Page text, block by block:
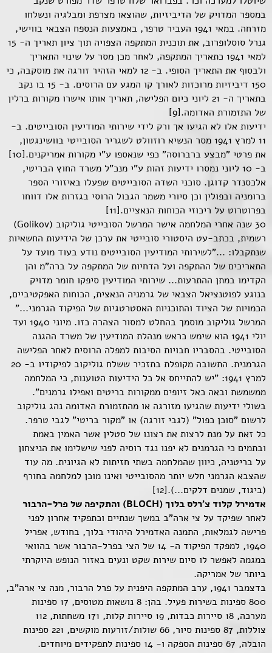
במספר המדויק של הדיביזיות, שהוצאו מצרפת ומבלגיה ונשלחו
מזרחה. במאי 1941 העביר טרפר, באמצעות הנספח הצבאי בווישי,
גנרל סוסלופרוב, את תוכנית המתקפה הצפויה תוך ציון תאריך ה- 15
למאי 1941 כתאריך המתקפה, לאחר מכן מסר על שינוי התאריך
ולבסוף את התאריך הסופי. ב- 12 למאי הזהיר זורגה את מוסקבה, כי
150 דיביזיות מרוכזות לאורך קו המגע עם הרוסים. ב- 15 בו נקב
בתאריך ה- 21 ליוני כיום הפלישה, תאריך אותו אישרו מקורות ברלין
של התזמורת האדומה.[9]
ידיעות אלו לא הגיעו אך ורק לידי שירותי המודיעין הסובייטים. ב-
11 למרץ 1941 מסר הנשיא רוזוולט לשגריר הסובייטי בוושינגטון,
את פרטי "מבצע ברברוסה" כפי שנאספו ע"י מקורות אמריקנים.[10]
ב- 10 ליוני נמסרו ידיעות זהות ע"י מנכ"ל משרד החוץ הבריטי,
אלכסנדר קדוגן. סוכני השדה הסובייטים שפעלו באיזורי הספר
ברומניה ובפולין וכן סיורי משמר הגבול הרוסי בגזרות אלו דווחו
בפרוטרוט על ריכוזי הכוחות הנאציים.[11]
30 שנה אחרי המלחמה אישר המרשל הסובייטי גוליקוב (Golikov)
רשמית, בכתב-עט היסטורי סובייטי את ערכן של הידיעות החשאיות
שנתקבלו: ..."לשירותי המודיעין הסובייטים נודע בעוד מועד על
התאריכים של ההתקפה ועל הדחיות של המתקפה על ברה"מ והן
הקדימו במתן ההתרעות... שירותי המודיעין סיפקו חומר מדויק
בנוגע לפוטנציאל הצבאי של גרמניה הנאצית, הכוחות האפקטיביים,
הכמויות של הציוד והתוכניות האסטרטגיות של הפיקוד הגרמני..."
המרשל גוליקוב מוסמך בהחלט למסור הצהרה כזו. מיוני 1940 ועד
יולי 1941 הוא שימש כראש מנהלת המודיעין של משרד ההגנה
הסובייטי. בהסבריו חבויות הסיבות למפלה הרוסית לאחר הפלישה
הגרמנית. התשובה מקופלת בתזכיר ששלח גוליקוב לפיקודיו ב- 20
למרץ 1941: "יש להתייחס אל כל הידיעות הטוענות, כי המלחמה
ממשמשת ובאה כאל זיופים ממקורות בריטים ואפילו גרמנים".
בשולי ידיעות שהגיעו מזורגה או מהתזמורת האדומה נהג גוליקוב
לרשום "סוכן כפול" (לגבי זורגה) או "מקור בריטי" לגבי טרפר.
כל זאת על מנת לרצות את רצונו של סטלין אשר האמין באמת
ובתמים כי הגרמנים לא יפנו נגד רוסיה לפני שישלימו את הניצחון
על בריטניה, כיוון שהמלחמה בשתי חזיתות לא הגיונית. מה עוד
שהצבא הגרמני חלש יותר מהסובייטי ואינו מוכן למלחמה בחורף
(ביגוד, שמנים דלקים...).[12]
אדמירל קלוד צ'רלס בלוך (BLOCH) והתקיפה של פרל-הרבור
לאחר שפיקד על צי ארה"ב במשך שנתיים וכתפקיד אחרון לפני
פרישה לגמלאות, התמנה האדמירל היהודי בלוך, בחודש, אפריל
1940, למפקד הפיקוד ה- 14 של הצי בפרל-הרבור אשר בהוואי
במגמה לאפשר לו סיום שירות שקט ונעים באזור הנופש היוקרתי
ביותר של אמריקה.
בדצמבר 1941, ערב המתקפה היפנית על פרל הרבור, מנה צי ארה"ב,
800 ספינות בשירות פעיל. בהן: 8 נושאות מטוסים, 17 ספינות
מערכה, 18 סיירות כבדות, 19 סיירות קלות, 171 משחתות, 112
צוללות, 87 ספינות סיור, 66 שולות/זורעות מוקשים, 221 ספינות
הובלה, 67 ספינות הספקה ו- 14 ספינות לתפקידים מיוחדים.